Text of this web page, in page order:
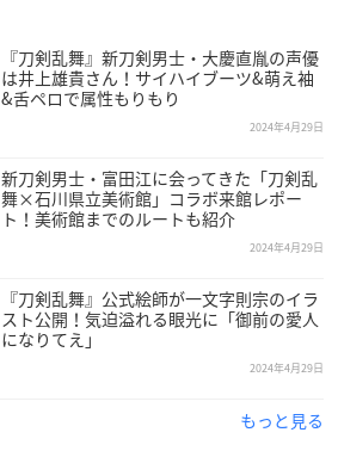
『刀剣乱舞』新刀剣男士・大慶直胤の声優
は井上雄貴さん！サイハイブーツ&萌え袖
&舌ペロで属性もりもり
2024年4月29日
新刀剣男士・富田江に会ってきた「刀剣乱
舞×石川県立美術館」コラボ来館レポー
ト！美術館までのルートも紹介
2024年4月29日
『刀剣乱舞』公式絵師が一文字則宗のイラ
スト公開！気迫溢れる眼光に「御前の愛人
になりてえ」
2024年4月29日
もっと見る